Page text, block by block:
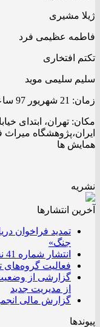
ژیلا مشیری
فاطمه عظیمی فرد
تکتم افتخاری
سلیم سلیمی موید
زمان: 21 شهریور 97 ساعت 10الی 12
مکان: تهران، ابتدای
ایران،پژوهشگاه
همایش ها
نشریه
آخرین انتشار‌ها
تمدید فراخوان
جنگ»
انتشار شماره 41 نشریه نامه انسان‌شناسی
فعالیت
گزارشی از
از مدیریت جدید
گزارش مالی انجمن
پیوندها